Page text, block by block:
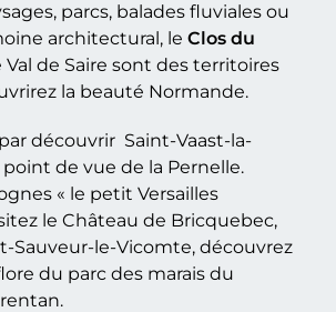
parcs, balades fluviales ou
architectural, le Clos du
Val de Saire sont des territoires
la beauté Normande.
découvrir Saint-Vaast-la-
de vue de la Pernelle.
« le petit Versailles
le Château de Bricquebec,
Sauveur-le-Vicomte, découvrez
du parc des marais du